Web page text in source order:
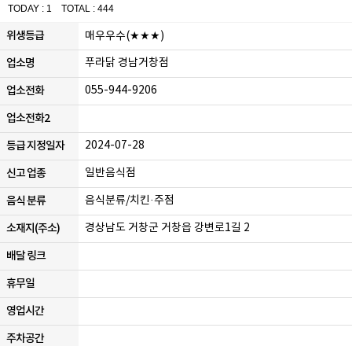
TODAY : 1 TOTAL : 444
위생등급 매우우수(★★★)
업소명 푸라닭 경남거창점
업소전화 055-944-9206
업소전화2
등급 지정일자 2024-07-28
신고 업종 일반음식점
음식 분류 음식분류/치킨·주점
소재지(주소) 경상남도 거창군 거창읍 강변로1길 2
배달 링크
휴무일
영업시간
주차공간